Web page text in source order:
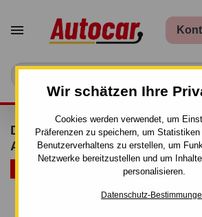
Wir schätzen Ihre
Cookies werden verwendet, um
Präferenzen zu speichern, um
Benutzerverhaltens zu erstellen, um
Netzwerke bereitzustellen und um
personalisieren.
Datenschutz-

DACHTRÄGER THULE FIX
ALUMINIUM